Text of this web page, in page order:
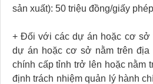
sản xuất): 50 triệu đồng/giấy
+ Đối với các dự án hoặc cơ sở
dự án hoặc cơ sở nằm trên
chính cấp tỉnh trở lên hoặc nằm
định trách nhiệm quản lý hành